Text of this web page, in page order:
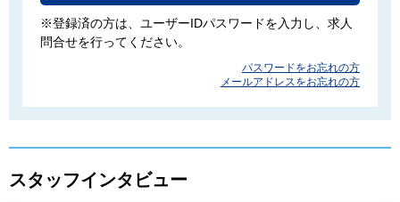
※登録済の方は、ユーザーIDパスワードを入力し、求人
問合せを行ってください。
パスワードをお忘れの方
メールアドレスをお忘れの方
スタッフインタビュー